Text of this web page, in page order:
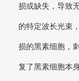
损或缺失，导致
的特定波长光束
损的黑素细胞，
复了黑素细胞本